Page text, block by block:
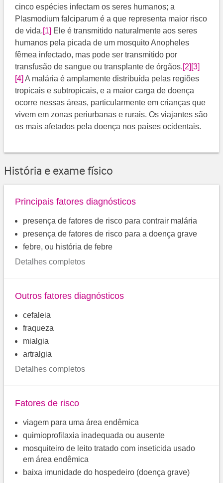
cinco espécies infectam os seres humanos; a
Plasmodium falciparum é a que representa maior risco
de vida.[1] Ele é transmitido naturalmente aos seres
humanos pela picada de um mosquito Anopheles
fêmea infectado, mas pode ser transmitido por
transfusão de sangue ou transplante de órgãos.[2] [3]
[4] ​ A malária é amplamente distribuída pelas regiões
tropicais e subtropicais, e a maior carga de doença
ocorre nessas áreas, particularmente em crianças que
vivem em zonas periurbanas e rurais. Os viajantes são
os mais afetados pela doença nos países ocidentais.
História e exame físico
Principais fatores diagnósticos
presença de fatores de risco para contrair malária
presença de fatores de risco para a doença grave
febre, ou história de febre
Detalhes completos
Outros fatores diagnósticos
cefaleia
fraqueza
mialgia
artralgia
Detalhes completos
Fatores de risco
viagem para uma área endêmica
quimioprofilaxia inadequada ou ausente
mosquiteiro de leito tratado com inseticida usado
em área endêmica
baixa imunidade do hospedeiro (doença grave)